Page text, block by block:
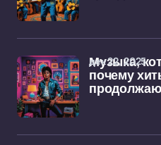
Музыка,
почему
дек 22, 2025